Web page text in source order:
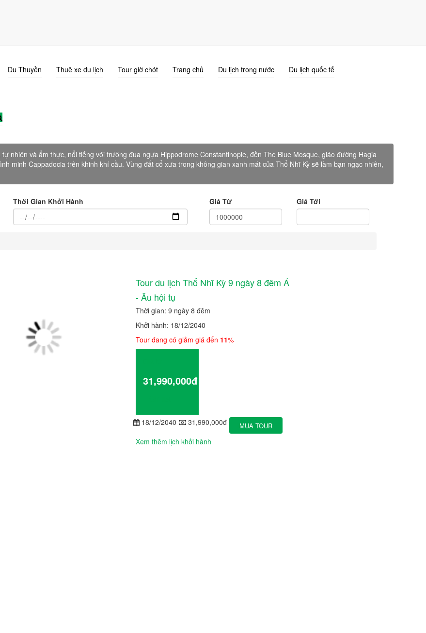
Du Thuyền Thuê xe du lịch Tour giờ chót Trang chủ Du lịch trong nước Du lịch quốc tế
nhiên và ẩm thực, nổi tiếng với trường đua ngựa Hippodrome Constantinople, đền The Blue Mosque, giáo đường Hagia
minh Cappadocia trên khinh khí cầu. Vùng đất cổ xưa trong không gian xanh mát của Thổ Nhĩ Kỳ sẽ làm bạn ngạc nhiên,
Thời Gian Khởi Hành Giá Từ Giá Tới
Tour du lịch Thổ Nhĩ Kỳ 9 ngày 8 đêm Á
- Âu hội tụ
Thời gian: 9 ngày 8 đêm
Khởi hành: 18/12/2040
Tour đang có giảm giá đến 11%
31,990,000đ
18/12/2040 31,990,000đ MUA TOUR
Xem thêm lịch khởi hành